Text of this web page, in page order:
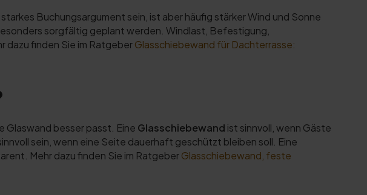
Buchungsargument sein, ist aber häufig stärker Wind und Sonne
sorgfältig geplant werden. Windlast, Befestigung,
dazu finden Sie im RatgeberGlasschiebewand für Dachterrasse:
Glaswand besser passt. Eine Glasschiebewand ist sinnvoll, wenn Gäste
sein, wenn eine Seite dauerhaft geschützt bleiben soll. Eine
Mehr dazu finden Sie im RatgeberGlasschiebewand, feste